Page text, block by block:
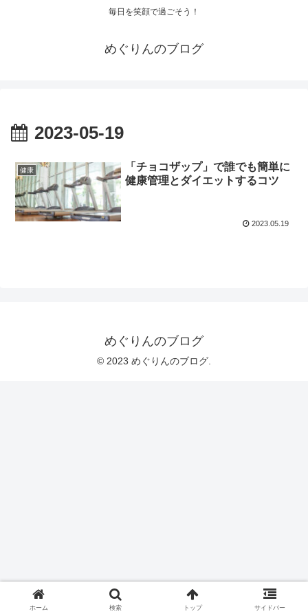
毎日を笑顔で過ごそう！
めぐりんのブログ
2023-05-19
健康
「チョコザップ」で誰でも簡単に
健康管理とダイエットするコツ
2023.05.19
めぐりんのブログ
© 2023 めぐりんのブログ.
ホーム 検索 トップ サイドバー